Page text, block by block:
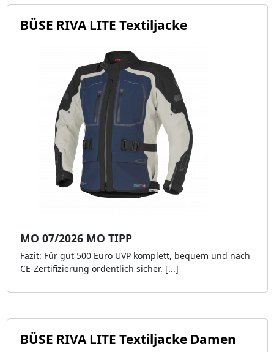
BÜSE RIVA LITE Textiljacke
MO 07/2026 MO TIPP
Fazit: Für gut 500 Euro UVP komplett, bequem und nach
CE-Zertifizierung ordentlich sicher. [...]
BÜSE RIVA LITE Textiljacke Damen